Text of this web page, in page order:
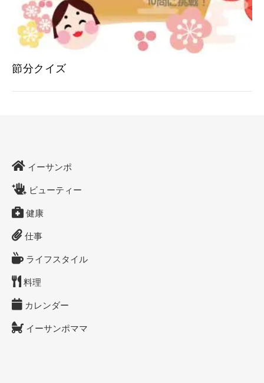
節分クイズ
イーサンポ
ビューティー
健康
仕事
ライフスタイル
料理
カレンダー
イーサンポママ